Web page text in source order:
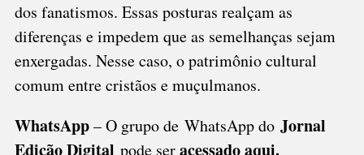
dos fanatismos. Essas posturas realçam as
diferenças e impedem que as semelhanças sejam
enxergadas. Nesse caso, o patrimônio cultural
comum entre cristãos e muçulmanos.
WhatsApp– O grupo de WhatsApp do Jornal
Edição Digital pode seracessado aqui.